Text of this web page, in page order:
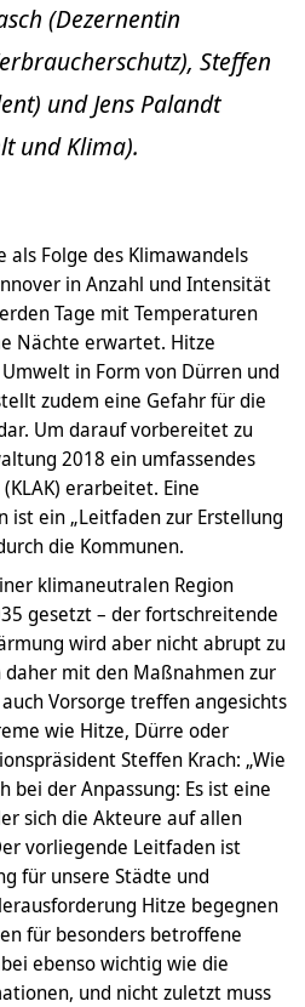
(Dezernentin
Steffen
und Jens Palandt
und Klima).
Folge des Klimawandels
in Anzahl und Intensität
Tage mit Temperaturen
Nächte erwartet. Hitze
in Form von Dürren und
zudem eine Gefahr für die
Um darauf vorbereitet zu
2018 ein umfassendes
erarbeitet. Eine
ist ein „Leitfaden zur Erstellung
die Kommunen.
klimaneutralen Region
gesetzt – der fortschreitende
wird aber nicht abrupt zu
daher mit den Maßnahmen zur
Vorsorge treffen angesichts
wie Hitze, Dürre oder
Steffen Krach: „Wie
bei der Anpassung: Es ist eine
sich die Akteure auf allen
vorliegende Leitfaden ist
für unsere Städte und
Hitze begegnen
für besonders betroffene
ebenso wichtig wie die
und nicht zuletzt muss